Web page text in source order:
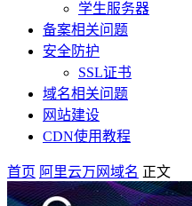
学生服务器
备案相关问题
安全防护
SSL证书
域名相关问题
网站建设
CDN使用教程
首页 阿里云万网域名 正文